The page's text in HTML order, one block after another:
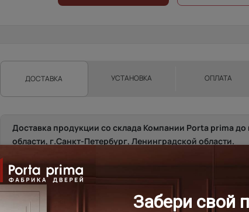
ДОСТАВКА УСТАНОВКА ОПЛАТА
Доставка продукции со склада Компании Porta prima
области, г.Санкт-Петербург, Ленинградской области.
Техническую возможность подъема полотен определяет
осуществляет самостоятельно.
Фрязино, Щёлково, Чкаловская, Биокомбинат, Новый